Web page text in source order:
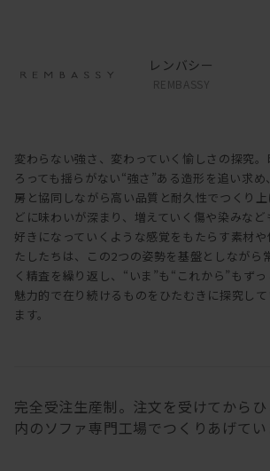
レンバシー
REMBASSY
変わらない強さ、変わっていく愉しさの探究
ろっても揺らがない“強さ”ある造形を追い求
房と協同しながら高い品質と耐久性でつくり
どに味わいが深まり、増えていく傷や染みな
好きになっていくような感覚をもたらす素材
たしたちは、この2つの姿勢を基盤としながら
く精査を繰り返し、“いま”も“これから”もず
魅力的で在り続けるものをひたむきに探究し
ます。
完全受注生産制。注文を受けてからひ
内のソファ専門工場でつくりあげてい